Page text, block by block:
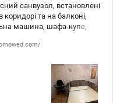
санвузол, встановлені
та на балконі,
машина, шафа-купе,
Yellow. Парк Наталка та